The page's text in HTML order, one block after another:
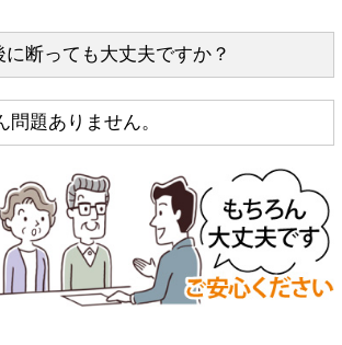
に断っても大丈夫ですか？
問題ありません。